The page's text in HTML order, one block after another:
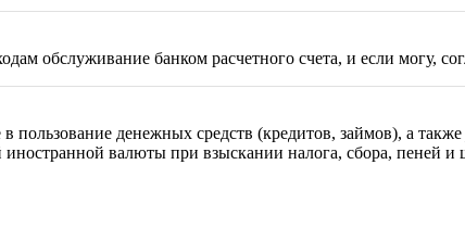
банком расчетного счета, и если могу,
денежных средств (кредитов, займов), а также
валюты при взыскании налога, сбора, пеней и